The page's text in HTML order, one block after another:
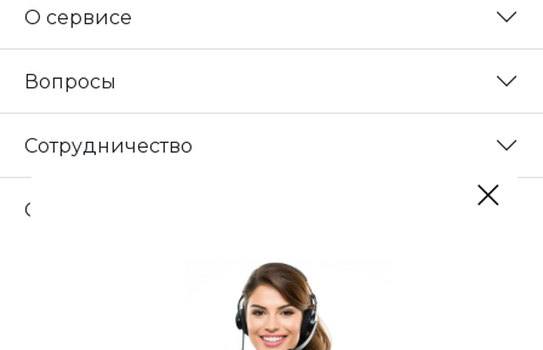
О сервисе
Вопросы
Сотрудничество
Свяжитесь с нами